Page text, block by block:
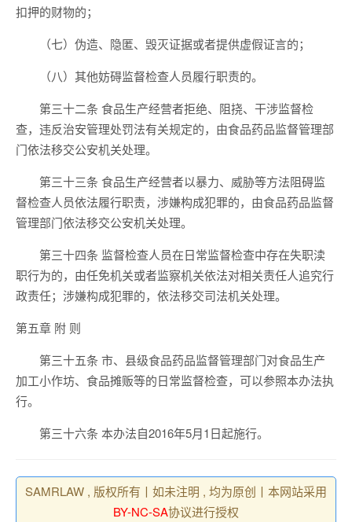
扣押的财物的；
（七）伪造、隐匿、毁灭证据或者提供虚假证言的；
（八）其他妨碍监督检查人员履行职责的。
第三十二条 食品生产经营者拒绝、阻挠、干涉监督检
查，违反治安管理处罚法有关规定的，由食品药品监督管理部
门依法移交公安机关处理。
第三十三条 食品生产经营者以暴力、威胁等方法阻碍监
督检查人员依法履行职责，涉嫌构成犯罪的，由食品药品监督
管理部门依法移交公安机关处理。
第三十四条 监督检查人员在日常监督检查中存在失职渎
职行为的，由任免机关或者监察机关依法对相关责任人追究行
政责任；涉嫌构成犯罪的，依法移交司法机关处理。
第五章 附 则
第三十五条 市、县级食品药品监督管理部门对食品生产
加工小作坊、食品摊贩等的日常监督检查，可以参照本办法执
行。
第三十六条 本办法自2016年5月1日起施行。
SAMRLAW , 版权所有丨如未注明 , 均为原创丨本网站采用
BY-NC-SA协议进行授权